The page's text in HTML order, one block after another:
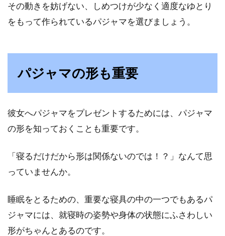
その動きを妨げない、しめつけが少なく適度なゆとり
をもって作られているパジャマを選びましょう。
パジャマの形も重要
彼女へパジャマをプレゼントするためには、パジャマ
の形を知っておくことも重要です。
「寝るだけだから形は関係ないのでは！？」なんて思
っていませんか。
睡眠をとるための、重要な寝具の中の一つでもあるパ
ジャマには、就寝時の姿勢や身体の状態にふさわしい
形がちゃんとあるのです。